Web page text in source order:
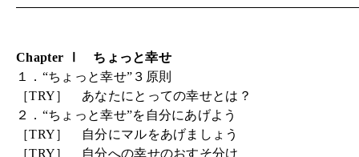
Chapter Ⅰ ちょっと幸せ
１．“ちょっと幸せ”３原則
［TRY］ あなたにとっての幸せとは？
２．“ちょっと幸せ”を自分にあげよう
［TRY］ 自分にマルをあげましょう
［TRY］ 自分への幸せのおすそ分け